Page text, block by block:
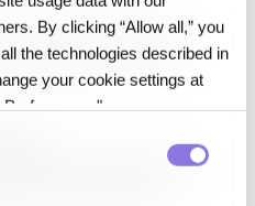
By clicking “Allow all,” you
the technologies described in
your cookie settings at
Preferences."
개인정보의 수집·처리·저장·
. 영국의 Data Protection Act
법화했습니다. 데이터 주체의 권리
세서 의무, 위반 시 제재를 규정합니다.
Data Protection Seal)은 GDPR